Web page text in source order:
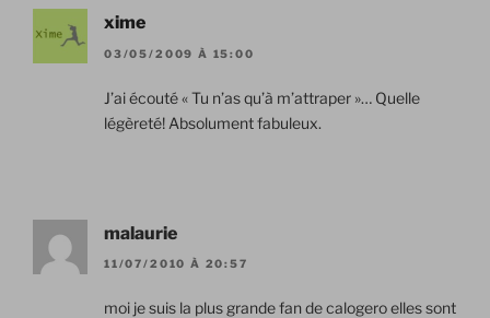
xime
03/05/2009 À 15:00
J’ai écouté « Tu n’as qu’à m’attraper »… Quelle
légèreté! Absolument fabuleux.
malaurie
11/07/2010 À 20:57
moi je suis la plus grande fan de calogero elles sont